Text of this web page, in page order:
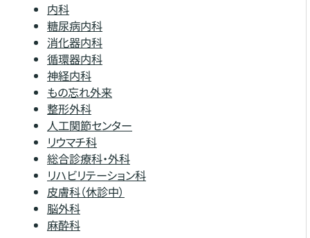
内科
糖尿病内科
消化器内科
循環器内科
神経内科
もの忘れ外来
整形外科
人工関節センター
リウマチ科
総合診療科・外科
リハビリテーション科
皮膚科（休診中）
脳外科
麻酔科